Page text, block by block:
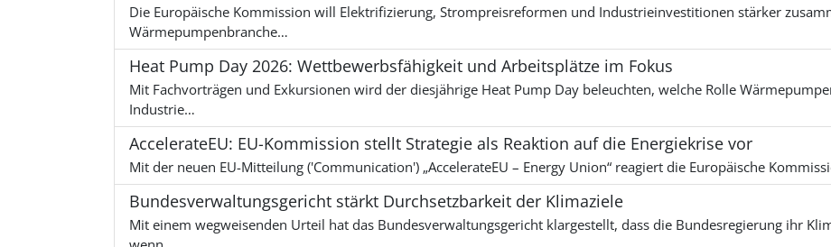
Die Europäische Kommission will Elektrifizierung, Strompreisreformen und Industrieinvestitionen stärker
Wärmepumpenbranche…
Heat Pump Day 2026: Wettbewerbsfähigkeit und Arbeitsplätze im Fokus
Mit Fachvorträgen und Exkursionen wird der diesjährige Heat Pump Day beleuchten, welche Rolle
Industrie…
AccelerateEU: EU-Kommission stellt Strategie als Reaktion auf die Energiekrise vor
Mit der neuen EU-Mitteilung ('Communication') „AccelerateEU – Energy Union“ reagiert die Europäische
Bundesverwaltungsgericht stärkt Durchsetzbarkeit der Klimaziele
Mit einem wegweisenden Urteil hat das Bundesverwaltungsgericht klargestellt, dass die Bundesregierung ihr